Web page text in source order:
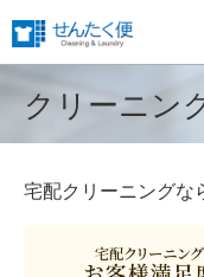
クリーニン
宅配クリーニングな